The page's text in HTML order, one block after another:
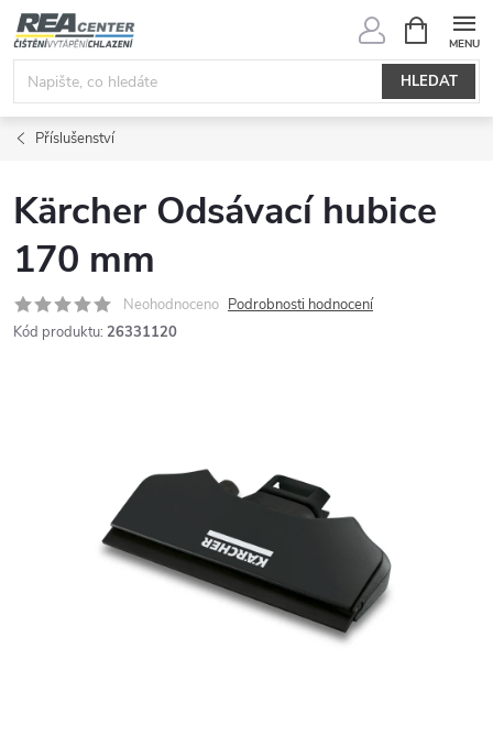
Přejít
na
obsah
HLEDAT
NÁKUPNÍ
KOŠÍK
Příslušenství
Kärcher Odsávací hubice
170 mm
Neohodnoceno Podrobnosti hodnocení
Kód produktu: 26331120